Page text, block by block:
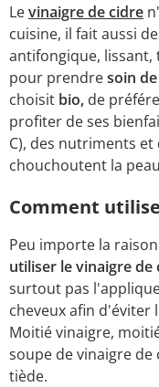
Levinaigre de cidre
cuisine, il fait aussi
antifongique,
pour prendresoin
choisit bio, de
profiter de ses
C), des nutriments
chouchoutent la
Comment
Peu importe la
utiliser le vinaigre de
surtout pas
cheveux afin d'éviter
Moitié vinaigre,
soupe de vinaigre de
tiède.